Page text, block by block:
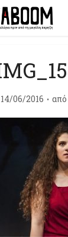
14/06/2016 από